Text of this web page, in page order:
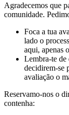
Agradecemos que
comunidade.
Foca a tua
lado o
aqui, apenas
Lembra-te de
decidirem-se
avaliação o
Reservamo-nos o
contenha: